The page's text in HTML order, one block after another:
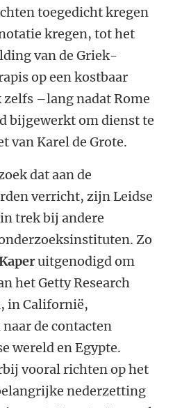
toegedicht kregen
kregen, tot het
van de Griek-
op een kostbaar
–lang nadat Rome
bijgewerkt om dienst te
van Karel de Grote.
dat aan de
verricht, zijn Leidse
trek bij andere
Zo
uitgenodigd om
het Getty Research
in Californië,
de contacten
wereld en Egypte.
vooral richten op het
nederzetting